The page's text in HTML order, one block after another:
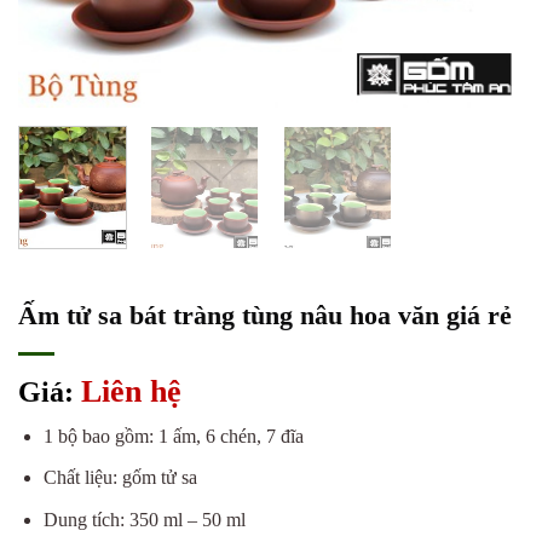
Ấm tử sa bát tràng tùng nâu hoa văn giá rẻ
Giá: Liên hệ
1 bộ bao gồm: 1 ấm, 6 chén, 7 đĩa
Chất liệu: gốm tử sa
Dung tích: 350 ml – 50 ml